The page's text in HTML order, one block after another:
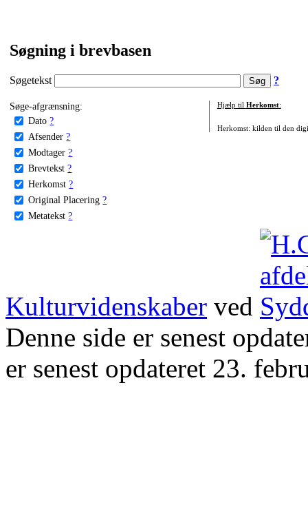
Søgning i brevbasen
Søgetekst ?
Søge-afgrænsning:
Dato ?
Afsender ?
Modtager ?
Brevtekst ?
Herkomst ?
Original Placering ?
Metatekst ?
Hjælp til Herkomst:
Herkomst: kilden til den
Kulturvidenskaber ved
Denne side er senest
er senest opdateret 23.